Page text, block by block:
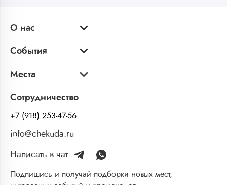
О нас
События
Места
Сотрудничество
+7 (918) 253-47-56
info@chekuda.ru
Написать в чат
Подпишись и получай подборки новых мест,